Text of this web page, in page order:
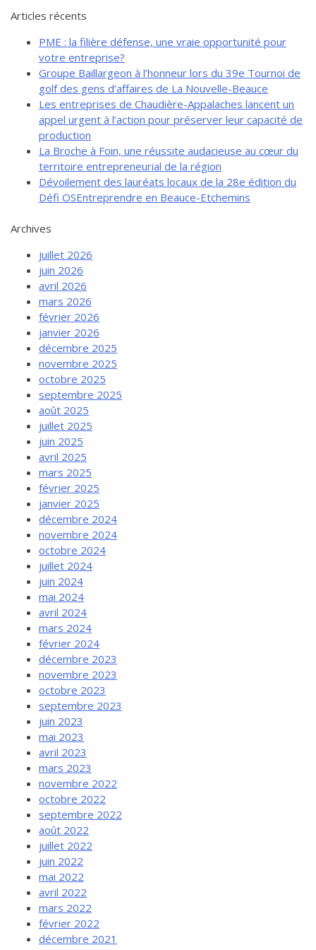
Beauce
Événements et formations
Documentation
Articles récents
PME : la filière défense, une vraie opportunité pour
votre entreprise?
Groupe Baillargeon à l’honneur lors du 39e Tournoi de
golf des gens d’affaires de La Nouvelle-Beauce
Les entreprises de Chaudière-Appalaches lancent un
appel urgent à l’action pour préserver leur capacité de
production
La Broche à Foin, une réussite audacieuse au cœur du
territoire entrepreneurial de la région
Dévoilement des lauréats locaux de la 28e édition du
Défi OSEntreprendre en Beauce-Etchemins
Archives
juillet 2026
juin 2026
avril 2026
mars 2026
février 2026
janvier 2026
décembre 2025
novembre 2025
octobre 2025
septembre 2025
août 2025
juillet 2025
juin 2025
avril 2025
mars 2025
février 2025
janvier 2025
décembre 2024
novembre 2024
octobre 2024
juillet 2024
juin 2024
mai 2024
avril 2024
mars 2024
février 2024
décembre 2023
novembre 2023
octobre 2023
septembre 2023
juin 2023
mai 2023
avril 2023
mars 2023
novembre 2022
octobre 2022
septembre 2022
août 2022
juillet 2022
juin 2022
mai 2022
avril 2022
mars 2022
février 2022
décembre 2021